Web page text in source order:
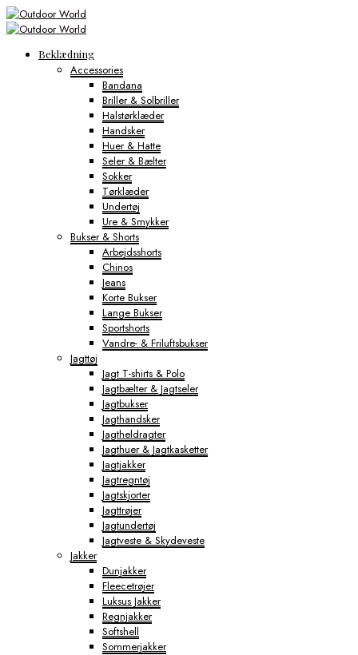
Beklædning
Accessories
Bandana
Briller & Solbriller
Halstørklæder
Handsker
Huer & Hatte
Seler & Bælter
Sokker
Tørklæder
Undertøj
Ure & Smykker
Bukser & Shorts
Arbejdsshorts
Chinos
Jeans
Korte Bukser
Lange Bukser
Sportshorts
Vandre- & Friluftsbukser
Jagttøj
Jagt T-shirts & Polo
Jagtbælter & Jagtseler
Jagtbukser
Jagthandsker
Jagtheldragter
Jagthuer & Jagtkasketter
Jagtjakker
Jagtregntøj
Jagtskjorter
Jagttrøjer
Jagtundertøj
Jagtveste & Skydeveste
Jakker
Dunjakker
Fleecetrøjer
Luksus Jakker
Regnjakker
Softshell
Sommerjakker